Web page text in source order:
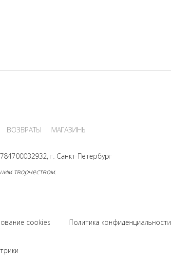
ВОЗВРАТЫ МАГАЗИНЫ
г. Санкт-Петербург
творчеством.
cookies Политика конфиденциальности